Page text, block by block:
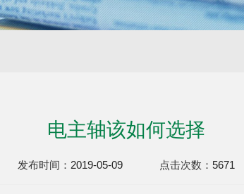
电主轴该如何选择
发布时间： 2019-05-09 点击次数：5671